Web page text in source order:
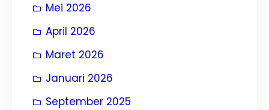
Mei 2026
April 2026
Maret 2026
Januari 2026
September 2025